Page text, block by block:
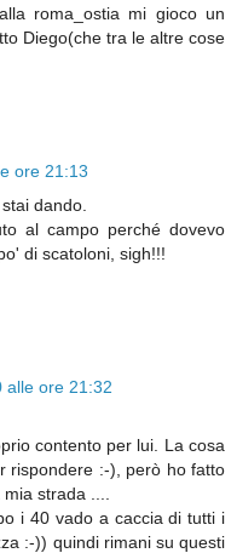
roma_ostia mi gioco un
Diego(che tra le altre cose
ore 21:13
dando.
al campo perché dovevo
di scatoloni, sigh!!!
alle ore 21:32
contento per lui. La cosa
rispondere :-), però ho fatto
strada ....
i 40 vado a caccia di tutti i
:-)) quindi rimani su questi